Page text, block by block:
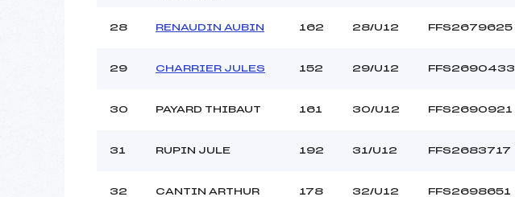
28 RENAUDIN AUBIN 162 28/U12 FFS2679625
29 CHARRIER JULES 152 29/U12 FFS2690433
30 PAYARD THIBAUT 161 30/U12 FFS2690921
31 RUPIN JULE 192 31/U12 FFS2683717
32 CANTIN ARTHUR 178 32/U12 FFS2698651